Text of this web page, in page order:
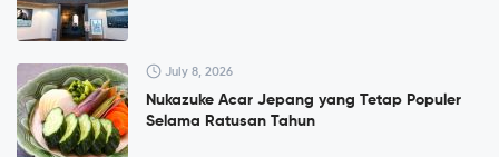
July 8, 2026
Nukazuke Acar Jepang yang Tetap Populer
Selama Ratusan Tahun